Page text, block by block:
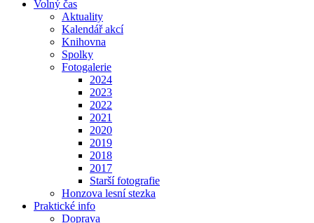
Volný čas
Aktuality
Kalendář akcí
Knihovna
Spolky
Fotogalerie
2024
2023
2022
2021
2020
2019
2018
2017
Starší fotografie
Honzova lesní stezka
Praktické info
Doprava